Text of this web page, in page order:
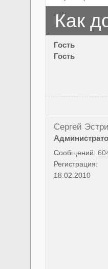
Как
Гость
Гость
Сергей
Сообщений:
Регистрация:
18.02.2010